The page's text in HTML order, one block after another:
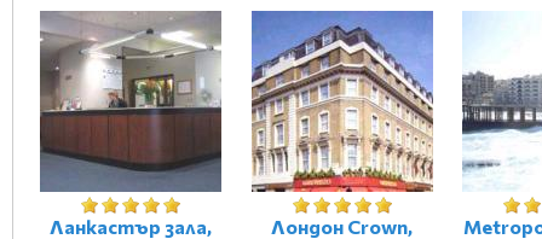
Ланкастър зала,
Лондон Crown,